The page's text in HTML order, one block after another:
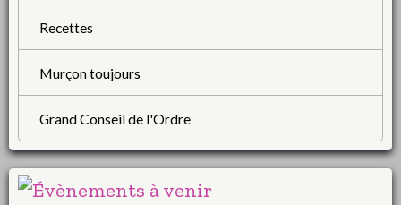
Recettes
Murçon toujours
Grand Conseil de l'Ordre